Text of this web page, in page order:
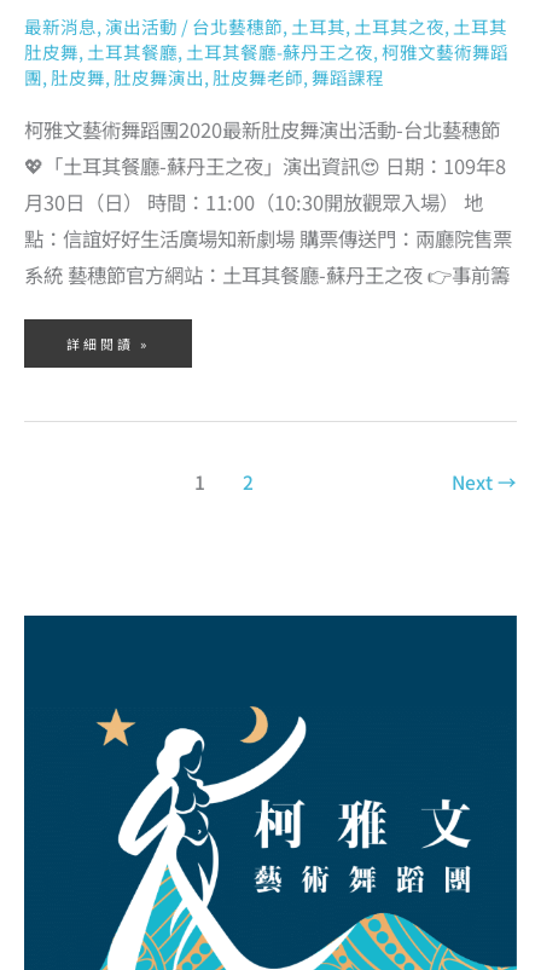
最新消息,演出活動 /台北藝穗節,土耳其,土耳其之夜,土耳其
肚皮舞,土耳其餐廳,土耳其餐廳-蘇丹王之夜,柯雅文藝術舞蹈
團,肚皮舞,肚皮舞演出,肚皮舞老師,舞蹈課程
柯雅文藝術舞蹈團2020最新肚皮舞演出活動-台北藝穗節
💖「土耳其餐廳-蘇丹王之夜」演出資訊😍 日期：109年8
月30日（日） 時間：11:00（10:30開放觀眾入場） 地
點：信誼好好生活廣場知新劇場 購票傳送門：兩廳院售票
系統 藝穗節官方網站：土耳其餐廳-蘇丹王之夜 👉事前籌
詳細閱讀 »
1 2 Next→